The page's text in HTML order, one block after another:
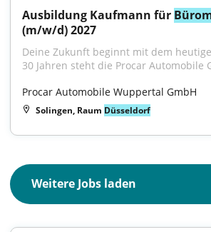
Ausbildung Kaufmann für
(m/w/d) 2027
Deine Zukunft beginnt mit dem
30 Jahren steht die Procar Automobile
Procar Automobile Wuppertal GmbH
Solingen, Raum Düsseldorf
Weitere Jobs laden